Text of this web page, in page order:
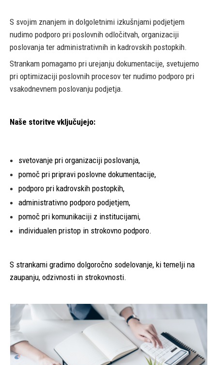
S svojim znanjem in dolgoletnimi izkušnjami podjetjem
nudimo podporo pri poslovnih odločitvah, organizaciji
poslovanja ter administrativnih in kadrovskih postopkih.
Strankam pomagamo pri urejanju dokumentacije, svetujemo
pri optimizaciji poslovnih procesov ter nudimo podporo pri
vsakodnevnem poslovanju podjetja.
Naše storitve vključujejo:
svetovanje pri organizaciji poslovanja,
pomoč pri pripravi poslovne dokumentacije,
podporo pri kadrovskih postopkih,
administrativno podporo podjetjem,
pomoč pri komunikaciji z institucijami,
individualen pristop in strokovno podporo.
S strankami gradimo dolgoročno sodelovanje, ki temelji na
zaupanju, odzivnosti in strokovnosti.